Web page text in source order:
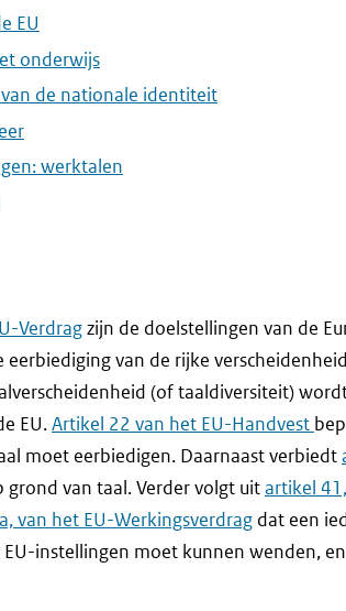
EU
onderwijs
de nationale identiteit
werktalen
Verdragzijn de doelstellingen van de
eerbiediging van de rijke
(of taaldiversiteit)
EU.Artikel 22 van het EU-Handvest
moet eerbiedigen. Daarnaast verbiedt
grond van taal. Verder volgt uitartikel
van het EU-Werkingsverdrag dat een
EU-instellingen moet kunnen wenden,